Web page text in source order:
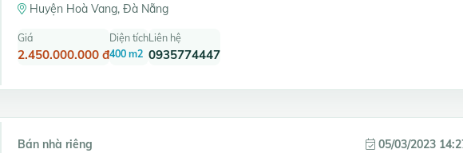
Huyện Hoà Vang, Đà Nẵng
Giá
2.450.000.000 đ
Diện tích
400 m2
Liên hệ
0935774447
Bán nhà riêng 05/03/2023